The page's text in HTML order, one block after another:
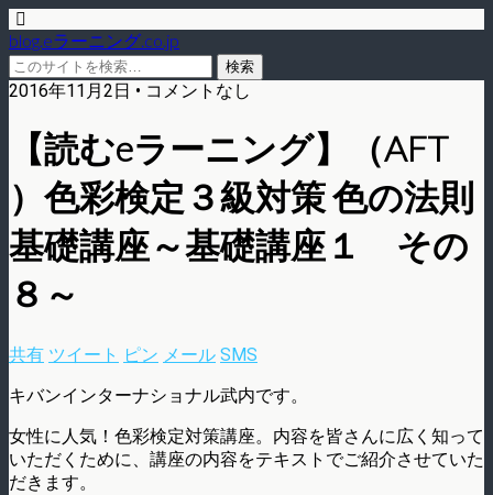
blog.eラーニング.co.jp
2016年11月2日 • コメントなし
【読むeラーニング】（AFT
）色彩検定３級対策 色の法則
基礎講座～基礎講座１ その
８～
共有 ツイート ピン メール SMS
キバンインターナショナル武内です。
女性に人気！色彩検定対策講座。内容を皆さんに広く知って
いただくために、講座の内容をテキストでご紹介させていた
だきます。